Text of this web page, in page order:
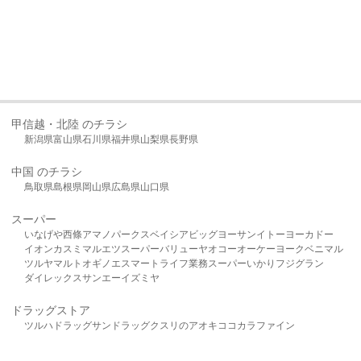
甲信越・北陸 のチラシ
新潟県富山県石川県福井県山梨県長野県
中国 のチラシ
鳥取県島根県岡山県広島県山口県
スーパー
いなげや西條アマノパークスベイシア ビッグヨーサンイトーヨーカドー
イオンカスミ マルエツスーパーバリューヤオコーオーケー ヨークベニマル
ツルヤマルト オギノ エスマート ライフ業務スーパーいかり フジグラン
ダイレックスサンエーイズミヤ
ドラッグストア
ツルハドラッグサンドラッグクスリのアオキ ココカラファイン